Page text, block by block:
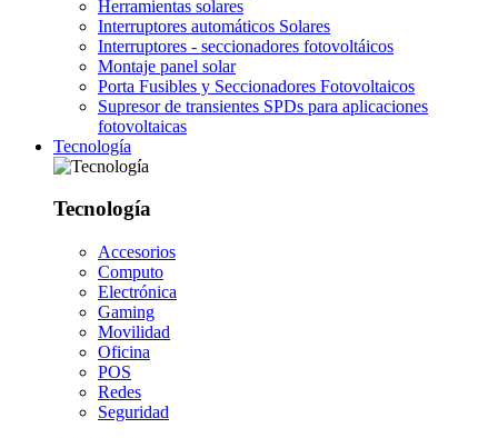
Herramientas solares
Interruptores automáticos Solares
Interruptores - seccionadores fotovoltáicos
Montaje panel solar
Porta Fusibles y Seccionadores Fotovoltaicos
Supresor de transientes SPDs para aplicaciones
fotovoltaicas
Tecnología
Tecnología
Accesorios
Computo
Electrónica
Gaming
Movilidad
Oficina
POS
Redes
Seguridad